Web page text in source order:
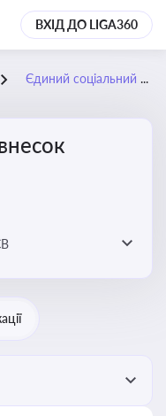
ВХІД ДО LIGA360
Єдиний соціальний внесок